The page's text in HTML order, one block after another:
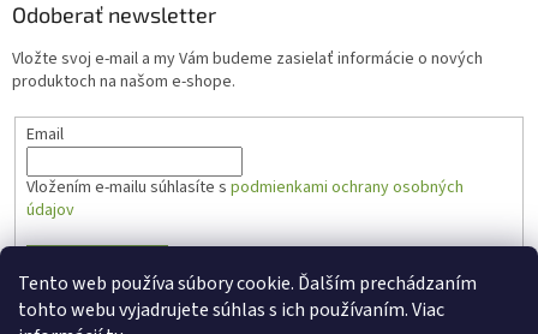
Tento web používa súbory cookie. Ďalším prechádzaním
tohto webu vyjadrujete súhlas s ich používaním. Viac
Odoberať newsletter
Vložte svoj e-mail a my Vám budeme zasielať informácie o nových
produktoch na našom e-shope.
Email
Vložením e-mailu súhlasíte s podmienkami ochrany osobných
údajov